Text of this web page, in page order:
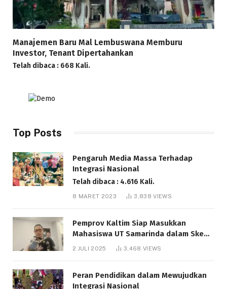
Manajemen Baru Mal Lembuswana Memburu
Investor, Tenant Dipertahankan
Telah dibaca : 668 Kali.
Top Posts
Pengaruh Media Massa Terhadap
Integrasi Nasional
Telah dibaca : 4.616 Kali.
8 MARET 2023 3,838VIEWS
Pemprov Kaltim Siap Masukkan
Mahasiswa UT Samarinda dalam Skema
Bantuan Pendidikan Gratispol
2 JULI 2025 3,468 VIEWS
Peran Pendidikan dalam Mewujudkan
Integrasi Nasional